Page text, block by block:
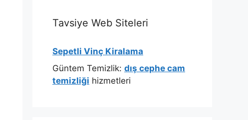
Tavsiye Web Siteleri
Sepetli Vinç Kiralama
Güntem Temizlik: dış cephe cam
temizliği hizmetleri